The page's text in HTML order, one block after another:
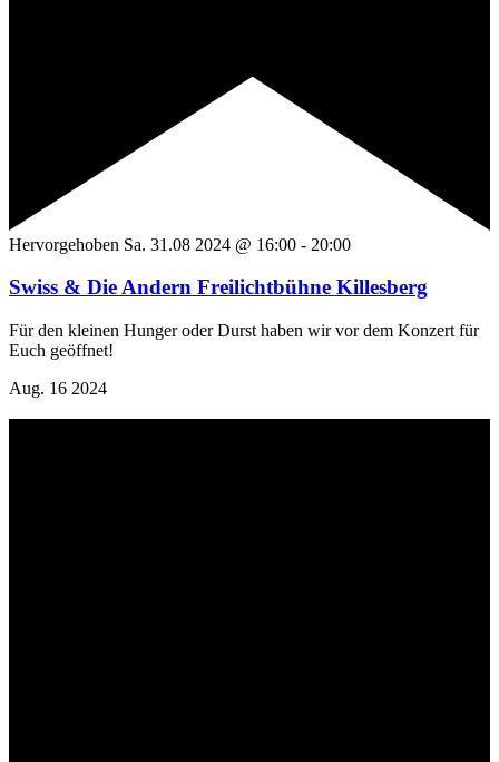
Hervorgehoben Sa. 31.08 2024 @ 16:00 - 20:00
Swiss & Die Andern Freilichtbühne Killesberg
Für den kleinen Hunger oder Durst haben wir vor dem Konzert für
Euch geöffnet!
Aug. 16 2024